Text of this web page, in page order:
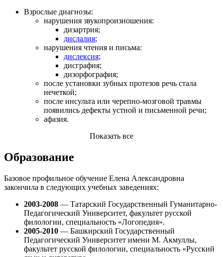
Взрослые диагнозы:
нарушения звукопроизношения:
дизартрия;
дислалия;
нарушения чтения и письма:
дислексия;
дисграфия;
дизорфография;
после установки зубных протезов речь стала
нечеткой;
после инсульта или черепно-мозговой травмы
появились дефекты устной и письменной речи;
афазия.
Показать все
Образование
Базовое профильное обучение Елена Александровна
закончила в следующих учебных заведениях:
2003-2008 — Татарский Государственный Гуманитарно-
Педагогический Университет, факультет русской
филологии, специальность «Логопедия».
2005-2010 — Башкирский Государственный
Педагогический Университет имени М. Акмуллы,
факультет русской филологии, специальность «Русский